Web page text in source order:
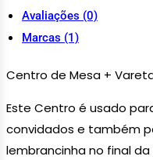
Avaliações (0)
Marcas (1)
Centro de Mesa +
Este Centro é usado
convidados e também
lembrancinha no final